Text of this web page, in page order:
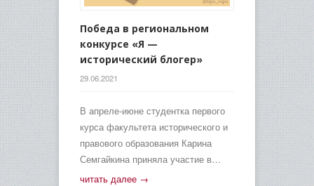
Победа в региональном
конкурсе «Я —
исторический блогер»
29.06.2021
В апреле-июне студентка первого
курса факультета исторического и
правового образования Карина
Семгайкина приняла участие в…
читать далее →